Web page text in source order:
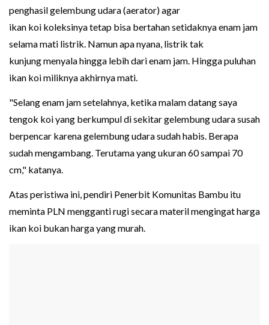
penghasil gelembung udara (aerator) agar
ikan koi koleksinya tetap bisa bertahan setidaknya enam jam
selama mati listrik. Namun apa nyana, listrik tak
kunjung menyala hingga lebih dari enam jam. Hingga puluhan
ikan koi miliknya akhirnya mati.
"Selang enam jam setelahnya, ketika malam datang saya
tengok koi yang berkumpul di sekitar gelembung udara susah
berpencar karena gelembung udara sudah habis. Berapa
sudah mengambang. Terutama yang ukuran 60 sampai 70
cm," katanya.
Atas peristiwa ini, pendiri Penerbit Komunitas Bambu itu
meminta PLN mengganti rugi secara materil mengingat harga
ikan koi bukan harga yang murah.